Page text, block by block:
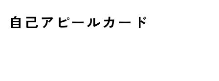
自己アピールカード